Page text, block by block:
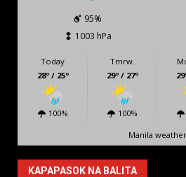
95%
1003 hPa
Today
28º / 25º
100%
Tmrw.
29º / 27º
100%
Manila weather
KAPAPASOK NA BALITA